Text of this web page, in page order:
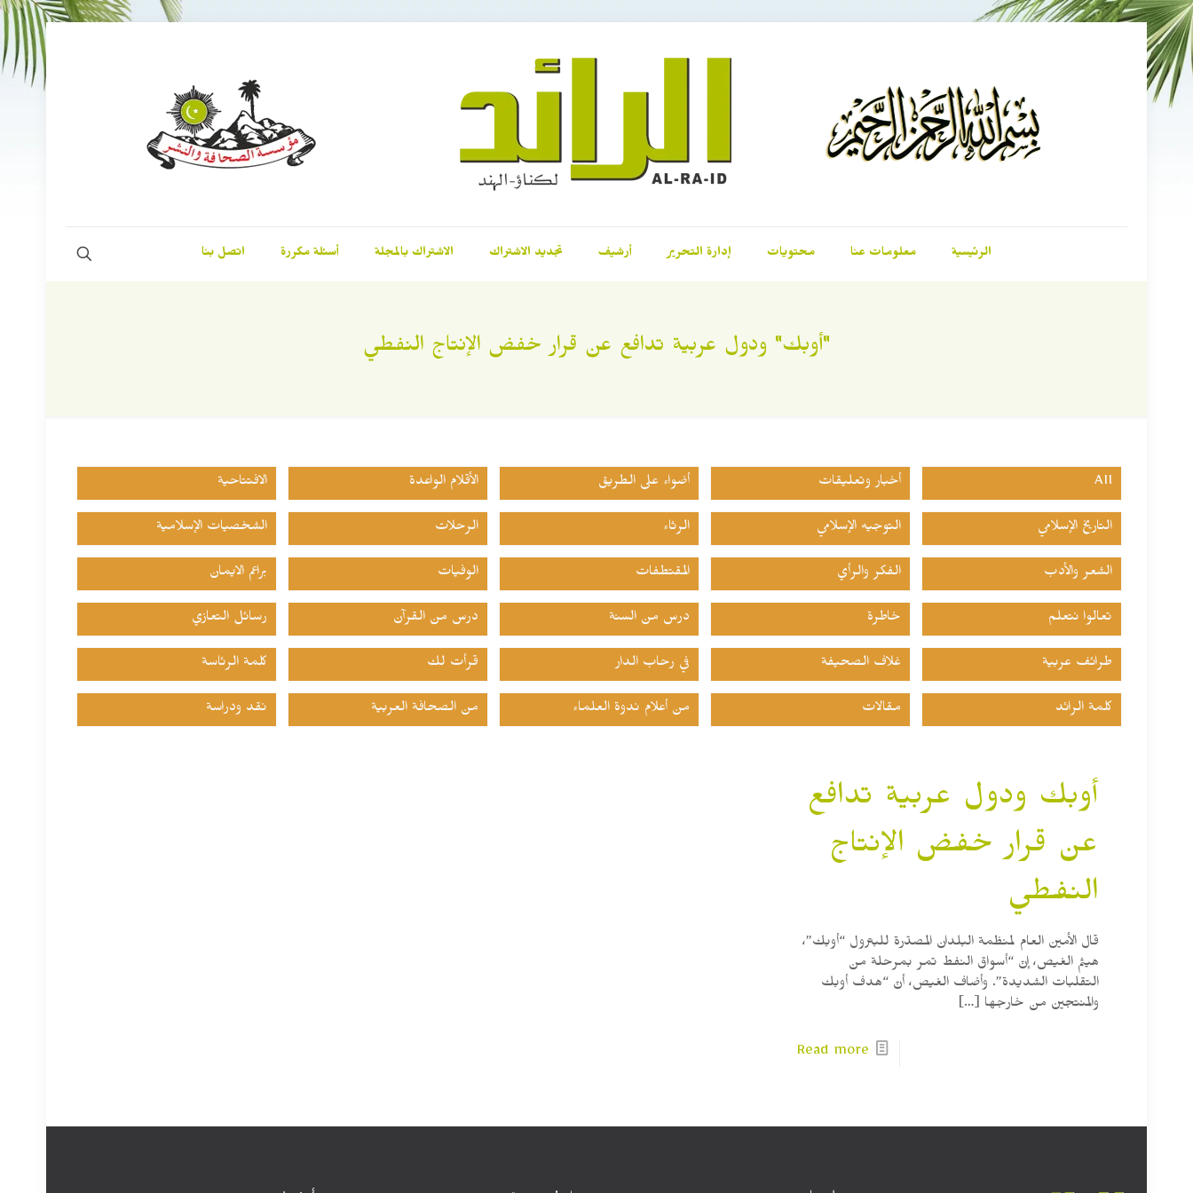
الرئيسية معلومات عنا محتويات إدارة التحرير أرشيف تجديد الاشتراك الاشتراك بالمجلة أسئلة مكررة اتصل بنا
"أوبك" ودول عربية تدافع عن قرار خفض الإنتاج النفطي
All أخبار وتعليقات أضواء على الطريق الأقلام الواعدة الافتتاحية
التاريخ الإسلامي التوجيه الإسلامي الرثاء الرحلات الشخصيات الإسلامية
الشعر والأدب الفكر والرأي المقتطفات الوفيات براعم الايمان
تعالوا نتعلم خاطرة درس من السنة درس من القرآن رسائل التعازي
طرائف عربية غلاف الصحيفة في رحاب الدار قرأت لك كلمة الرئاسة
كلمة الرائد مقالات من أعلام ندوة العلماء من الصحافة العربية نقد ودراسة
أوبك ودول عربية تدافع
عن قرار خفض الإنتاج
النفطي
قال الأمين العام لمنظمة البلدان المصدّرة للبترول “أوبك”،
هيثم الغيص، إنّ “أسواق النفط تمر بمرحلة من
التقلبات الشديدة”. وأضاف الغيص، أنّ “هدف أوبك
والمنتجين من خارجها […]
Read more